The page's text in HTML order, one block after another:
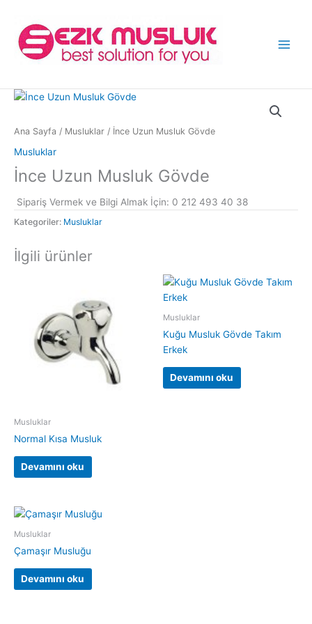
Ana Sayfa / Musluklar / İnce Uzun Musluk Gövde
Musluklar
İnce Uzun Musluk Gövde
Sipariş Vermek ve Bilgi Almak İçin: 0 212 493 40 38
Kategoriler: Musluklar
İlgili ürünler
Musluklar
Normal Kısa Musluk
Devamını oku
Musluklar
Kuğu Musluk Gövde Takım
Erkek
Devamını oku
Musluklar
Çamaşır Musluğu
Devamını oku